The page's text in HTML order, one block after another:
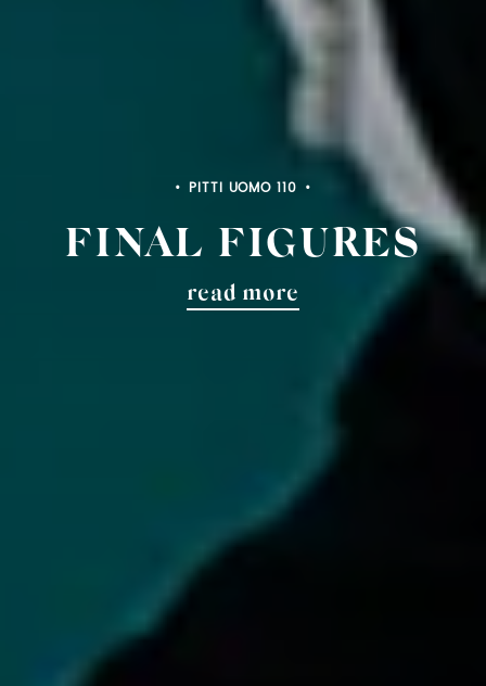
PITTI BIMBO 103
FINAL FIGURES
read more